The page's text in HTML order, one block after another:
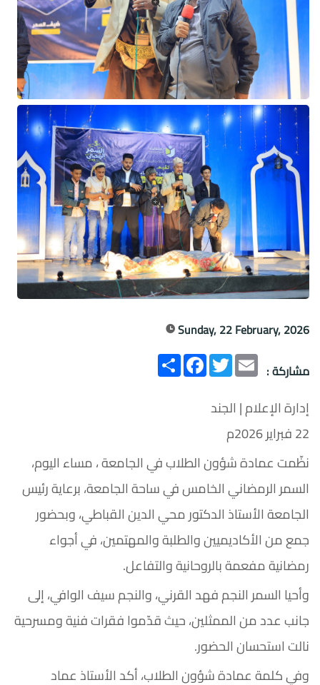
Sunday, 22 February, 2026
مشاركة :
انشر
FacebookTwitter Email
إدارة الإعلام | الجند
22 فبراير 2026م
نظّمت عمادة شؤون الطلاب في الجامعة ، مساء اليوم،
السمر الرمضاني الخامس في ساحة الجامعة، برعاية رئيس
الجامعة الأستاذ الدكتور محي الدين القباطي، وبحضور
جمع من الأكاديميين والطلبة والمهتمين، في أجواء
رمضانية مفعمة بالروحانية والتفاعل.
وأحيا السمر النجم فهد القرني، والنجم سيف الوافي، إلى
جانب عدد من الممثلين، حيث قدّموا فقرات فنية ومسرحية
نالت استحسان الحضور.
وفي كلمة عمادة شؤون الطلاب، أكد الأستاذ عماد